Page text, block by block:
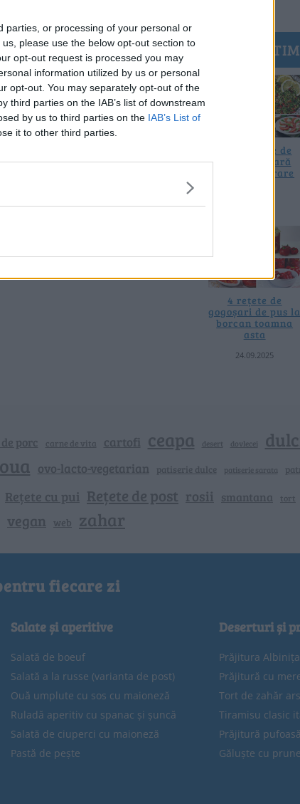
parties, or processing of your personal or
please use the below opt-out section to
opt-out request is processed you may
information utilized by us or personal
opt-out. You may separately opt-out of the
third parties on the IAB’s list of downstream
by us to third parties on the IAB’s List of
it to other third parties.
20 de rețete de
salate de vară
fără prelucrare
4 rețete de
gogoșari de pus la
borcan toamna
asta
24.09.2025
porc carne de vita cartofi ceapa desert dovlecei
oua ovo-lacto-vegetarian patiserie dulce patiserie sarata
Rețete cu pui Rețete de post rosii smantana tort
vegan web zahar
fiecare zi
Salate și aperitive
Salată de boeuf
Salată a la russe (varianta de post)
Ouă umplute cu sos cu maioneză
Ruladă aperitiv cu spanac și șuncă
Salată de ciuperci cu maioneză
Pastă de pește
Deserturi și
Prăjitura
Prăjitură cu
Tort de zahăr ars
Tiramisu clasic
Prăjitură
Găluște cu prune